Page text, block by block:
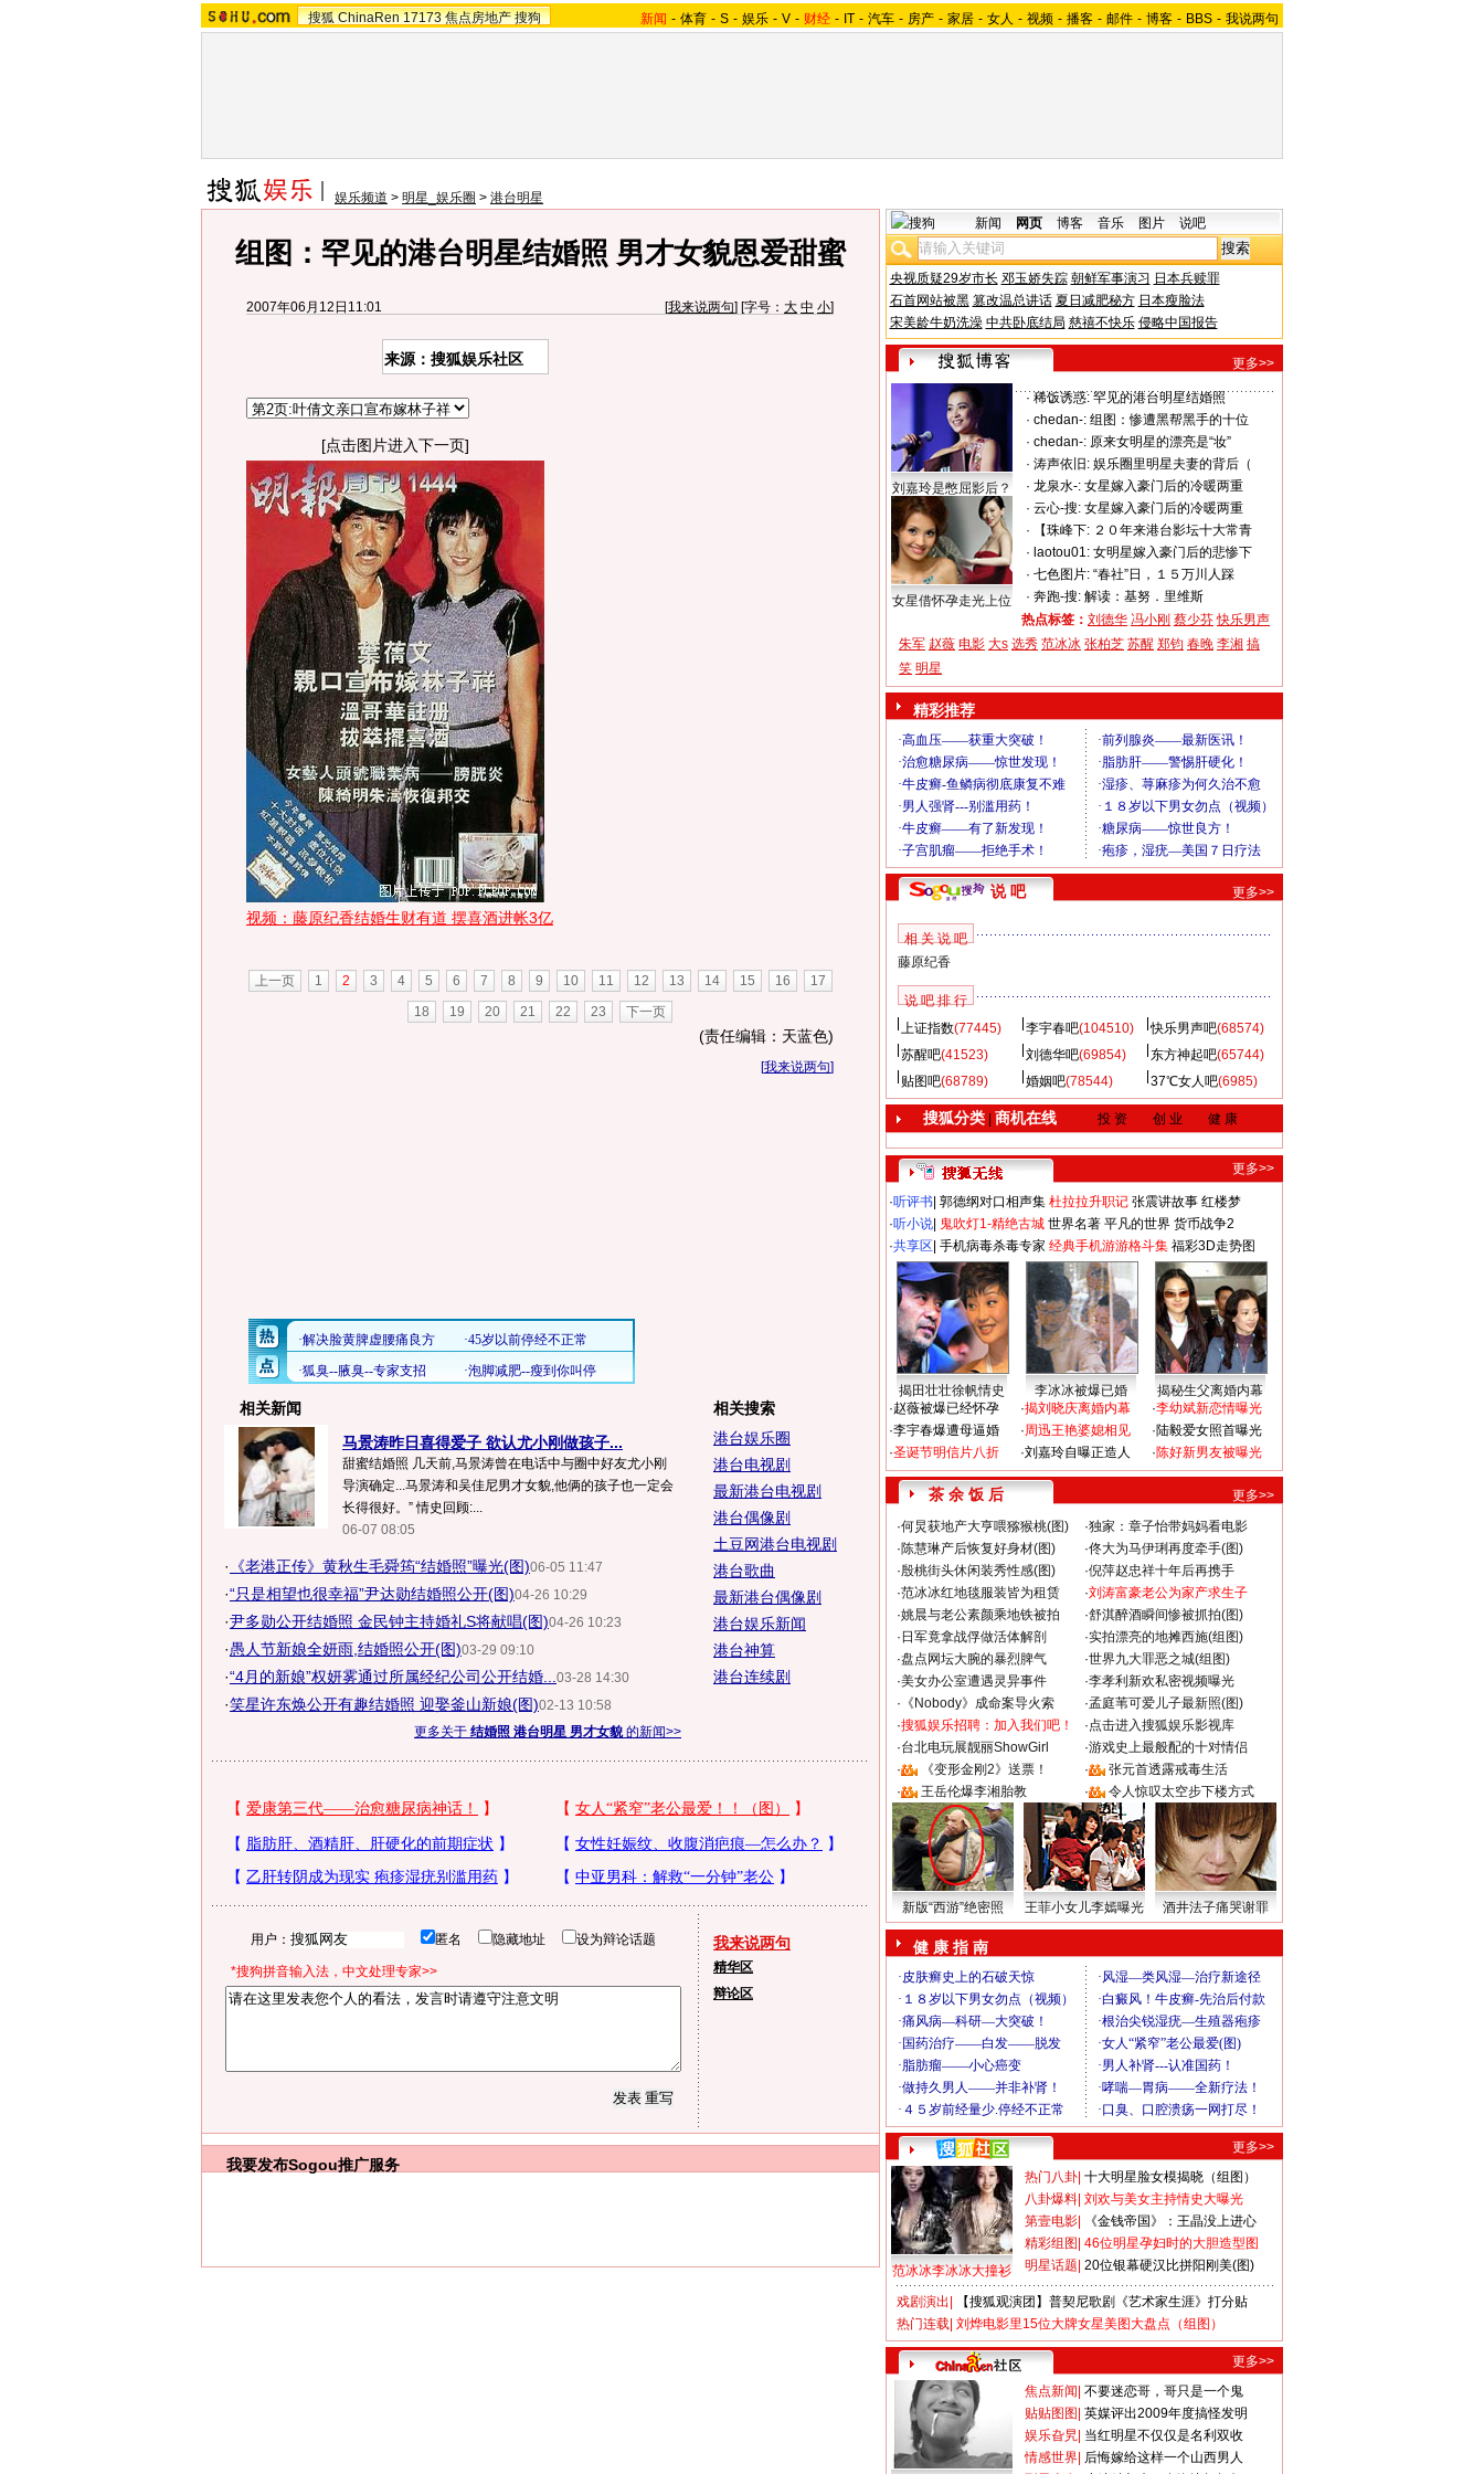
搜狐 ChinaRen 17173 焦点房地产 搜狗 新闻 - 体育 - S - 娱乐 - V - 财经 - IT - 汽车 - 房产 - 家居 - 女人 - 视频 - 播客 - 邮件 - 博客 - BBS - 我说两句
娱乐频道 > 明星_娱乐圈 > 港台明星
组图：罕见的港台明星结婚照 男才女貌恩爱甜蜜
2007年06月12日11:01 [我来说两句] [字号： 大 中 小]
来源：搜狐娱乐社区
[点击图片进入下一页]
视频：藤原纪香结婚生财有道 摆喜酒进帐3亿
上一页 1 2 3 4 5 6 7 8 9 10 11 12 13 14 15 16
17
18
19 20 21 22 23 下一页
(责任编辑：天蓝色)
[我来说两句]
相关新闻
马景涛昨日喜得爱子 欲认尤小刚做孩子...
甜蜜结婚照 几天前,马景涛曾在电话中与圈中好友尤小刚
导演确定...马景涛和吴佳尼男才女貌,他俩的孩子也一定会
长得很好。” 情史回顾:...
06-07 08:05
· 《老港正传》黄秋生毛舜筠“结婚照”曝光(图)06-05 11:47
·“只是相望也很幸福”尹达勋结婚照公开(图)04-26 10:29
·尹多勋公开结婚照 金民钟主持婚礼S将献唱(图)04-26 10:23
·愚人节新娘全妍雨,结婚照公开(图)03-29 09:10
·“4月的新娘”权妍雾通过所属经纪公司公开结婚... 03-28 14:30
·笑星许东焕公开有趣结婚照 迎娶釜山新娘(图)02-13 10:58
更多关于 结婚照 港台明星 男才女貌的新闻>>
相关搜索
港台娱乐圈
港台电视剧
最新港台电视剧
港台偶像剧
土豆网港台电视剧
港台歌曲
最新港台偶像剧
港台娱乐新闻
港台神算
港台连续剧
用户： 匿名 隐藏地址 设为辩论话题
*搜狗拼音输入法，中文处理专家>>
我来说两句
精华区
辩论区
我要发布Sogou推广服务
新闻 网页 博客 音乐 图片 说吧
央视质疑29岁市长 邓玉娇失踪 朝鲜军事演习 日本兵赎罪
石首网站被黑 篡改温总讲话 夏日减肥秘方 日本瘦脸法
宋美龄牛奶洗澡 中共卧底结局 慈禧不快乐 侵略中国报告
更多>>
刘嘉玲是憋屈影后？
女星借怀孕走光上位
· 稀饭诱惑: 罕见的港台明星结婚照
· chedan-: 组图：惨遭黑帮黑手的十位
· chedan-: 原来女明星的漂亮是“妆”
· 涛声依旧: 娱乐圈里明星夫妻的背后（
· 龙泉水-: 女星嫁入豪门后的冷暖两重
· 云心-搜: 女星嫁入豪门后的冷暖两重
·
【珠峰下: ２０年来港台影坛十大常青
· laotou01: 女明星嫁入豪门后的悲惨下
· 七色图片: “春社”日，１５万川人踩
· 奔跑-搜: 解读：基努．里维斯
热点标签： 刘德华 冯小刚 蔡少芬 快乐男声
朱军 赵薇 电影 大s 选秀 范冰冰 张柏芝 苏醒 郑钧 春晚 李湘 搞
笑 明星
精彩推荐
说 吧 更多>>
相 关 说 吧
藤原纪香
说 吧 排 行
上证指数(77445) 李宇春吧(104510) 快乐男声吧(68574)
苏醒吧(41523) 刘德华吧(69854) 东方神起吧(65744)
贴图吧(68789) 婚姻吧(78544) 37℃女人吧(6985)
搜狐分类| 商机在线 投 资 创 业 健 康
更多>>
·听评书 郭德纲对口相声集 杜拉拉升职记 张震讲故事 红楼梦
·听小说 鬼吹灯1-精绝古城 世界名著 平凡的世界 货币战争2
·共享区 手机病毒杀毒专家 经典手机游游格斗集 福彩3D走势图
揭田壮壮徐帆情史 李冰冰被爆已婚
揭秘生父离婚内幕
·赵薇被爆已经怀孕
·李宇春爆遭母逼婚
·圣诞节明信片八折
·揭刘晓庆离婚内幕
·周迅王艳婆媳相见
·刘嘉玲自曝正造人
·李幼斌新恋情曝光
·陆毅爱女照首曝光
·陈好新男友被曝光
茶 余 饭 后
更多>>
·何炅获地产大亨喂猕猴桃(图) ·独家：章子怡带妈妈看电影
·陈慧琳产后恢复好身材(图) ·佟大为马伊琍再度牵手(图)
·殷桃街头休闲装秀性感(图) ·倪萍赵忠祥十年后再携手
·范冰冰红地毯服装皆为租赁 ·刘涛富豪老公为家产求生子
·姚晨与老公素颜乘地铁被拍 ·舒淇醉酒瞬间惨被抓拍(图)
· 日军竟拿战俘做活体解剖 ·实拍漂亮的地摊西施(组图)
·盘点网坛大腕的暴烈脾气 ·世界九大罪恶之城(组图)
·美女办公室遭遇灵异事件 ·李孝利新欢私密视频曝光
· 《Nobody》成命案导火索 ·孟庭苇可爱儿子最新照(图)
·搜狐娱乐招聘：加入我们吧！ ·点击进入搜狐娱乐影视库
·台北电玩展靓丽ShowGirl ·游戏史上最般配的十对情侣
·
《变形金刚2》送票！ ·
张元首透露戒毒生活
·
王岳伦爆李湘胎教 · 令人惊叹太空步下楼方式
新版“西游”绝密照 王菲小女儿李嫣曝光 酒井法子痛哭谢罪
健 康 指 南
更多>>
范冰冰李冰冰大撞衫
热门八卦 十大明星脸女模揭晓（组图）
八卦爆料 刘欢与美女主持情史大曝光
第壹电影
《金钱帝国》：王晶没上进心
精彩组图 46位明星孕妇时的大胆造型图
明星话题 20位银幕硬汉比拼阳刚美(图)
戏剧演出
【搜狐观演团】普契尼歌剧《艺术家生涯》打分贴
热门连载 刘烨电影里15位大牌女星美图大盘点（组图）
更多>>
焦点新闻 不要迷恋哥，哥只是一个鬼
贴贴图图 英媒评出2009年度搞怪发明
娱乐旮旯 当红明星不仅仅是名利双收
情感世界 后悔嫁给这样一个山西男人